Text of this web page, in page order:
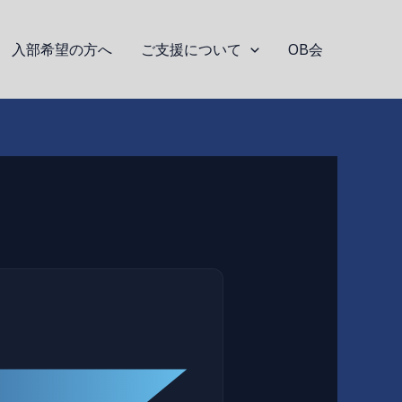
入部希望の方へ ご支援について OB会